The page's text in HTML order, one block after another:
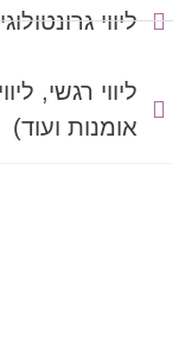
ליווי
ליווי רגשי,
אומנות ועוד)